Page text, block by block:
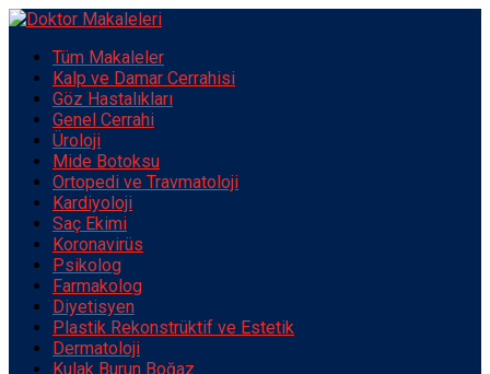
Tüm Makaleler
Kalp ve Damar Cerrahisi
Göz Hastalıkları
Genel Cerrahi
Üroloji
Mide Botoksu
Ortopedi ve Travmatoloji
Kardiyoloji
Saç Ekimi
Koronavirüs
Psikolog
Farmakolog
Diyetisyen
Plastik Rekonstrüktif ve Estetik
Dermatoloji
Kulak Burun Boğaz